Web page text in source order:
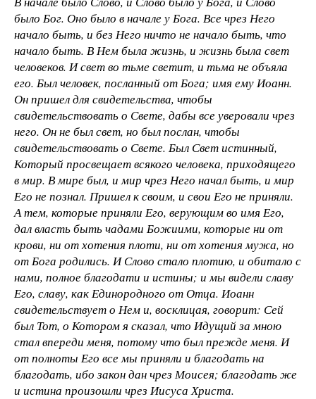
было Бог. Оно было в начале у Бога. Все чрез Него
начало быть, и без Него ничто не начало быть, что
начало быть. В Нем была жизнь, и жизнь была свет
человеков. И свет во тьме светит, и тьма не объяла
его. Был человек, посланный от Бога; имя ему Иоанн.
Он пришел для свидетельства, чтобы
свидетельствовать о Свете, дабы все уверовали чрез
него. Он не был свет, но был послан, чтобы
свидетельствовать о Свете. Был Свет истинный,
Который просвещает всякого человека, приходящего
в мир. В мире был, и мир чрез Него начал быть, и мир
Его не познал. Пришел к своим, и свои Его не приняли.
А тем, которые приняли Его, верующим во имя Его,
дал власть быть чадами Божиими, которые ни от
крови, ни от хотения плоти, ни от хотения мужа, но
от Бога родились. И Слово стало плотию, и обитало с
нами, полное благодати и истины; и мы видели славу
Его, славу, как Единородного от Отца. Иоанн
свидетельствует о Нем и, восклицая, говорит: Сей
был Тот, о Котором я сказал, что Идущий за мною
стал впереди меня, потому что был прежде меня. И
от полноты Его все мы приняли и благодать на
благодать, ибо закон дан чрез Моисея; благодать же
и истина произошли чрез Иисуса Христа.